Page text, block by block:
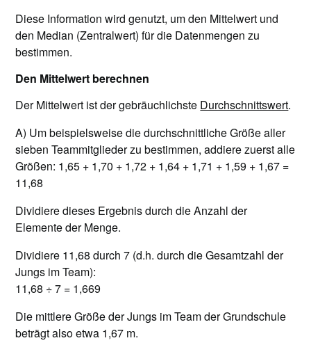
Diese Information wird genutzt, um den Mittelwert und
den Median (Zentralwert) für die Datenmengen zu
bestimmen.
Den Mittelwert berechnen
Der Mittelwert ist der gebräuchlichste Durchschnittswert.
A) Um beispielsweise die durchschnittliche Größe aller
sieben Teammitglieder zu bestimmen, addiere zuerst alle
Größen: 1,65 + 1,70 + 1,72 + 1,64 + 1,71 + 1,59 + 1,67 =
11,68
Dividiere dieses Ergebnis durch die Anzahl der
Elemente der Menge.
Dividiere 11,68 durch 7 (d.h. durch die Gesamtzahl der
Jungs im Team):
11,68 ÷ 7 = 1,669
Die mittlere Größe der Jungs im Team der Grundschule
beträgt also etwa 1,67 m.